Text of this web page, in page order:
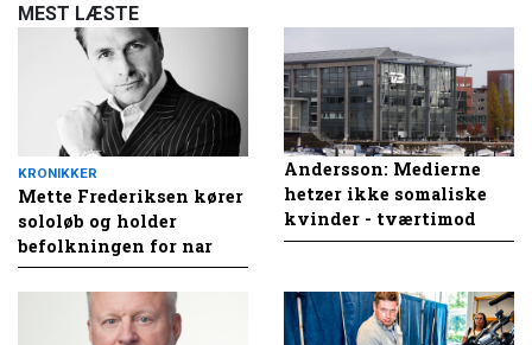
MEST LÆSTE
KRONIKKER
Mette Frederiksen kører
sololøb og holder
befolkningen for nar
Andersson: Medierne
hetzer ikke somaliske
kvinder - tværtimod